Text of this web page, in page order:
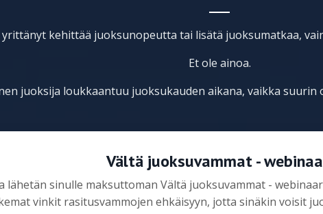
kehittää juoksunopeutta tai lisätä juoksumatkaa,
Et ole ainoa.
juoksija loukkaantuu juoksukauden aikana, vaikka suurin
Vältä juoksuvammat -
lähetän sinulle maksuttoman Vältä juoksuvammat -
vinkit rasitusvammojen ehkäisyyn, jotta sinäkin voisit